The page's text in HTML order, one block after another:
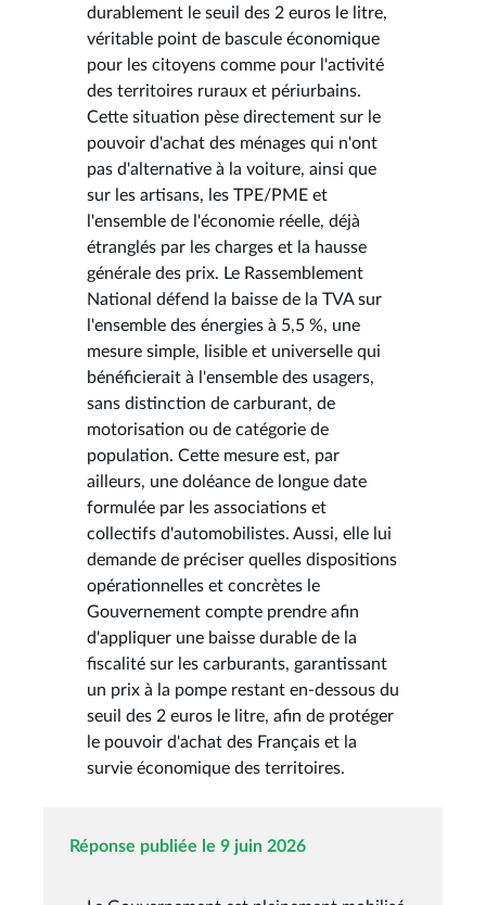
durablement le seuil des 2 euros le litre,
véritable point de bascule économique
pour les citoyens comme pour l'activité
des territoires ruraux et périurbains.
Cette situation pèse directement sur le
pouvoir d'achat des ménages qui n'ont
pas d'alternative à la voiture, ainsi que
sur les artisans, les TPE/PME et
l'ensemble de l'économie réelle, déjà
étranglés par les charges et la hausse
générale des prix. Le Rassemblement
National défend la baisse de la TVA sur
l'ensemble des énergies à 5,5 %, une
mesure simple, lisible et universelle qui
bénéficierait à l'ensemble des usagers,
sans distinction de carburant, de
motorisation ou de catégorie de
population. Cette mesure est, par
ailleurs, une doléance de longue date
formulée par les associations et
collectifs d'automobilistes. Aussi, elle lui
demande de préciser quelles dispositions
opérationnelles et concrètes le
Gouvernement compte prendre afin
d'appliquer une baisse durable de la
fiscalité sur les carburants, garantissant
un prix à la pompe restant en-dessous du
seuil des 2 euros le litre, afin de protéger
le pouvoir d'achat des Français et la
survie économique des territoires.
Réponse publiée le 9 juin 2026